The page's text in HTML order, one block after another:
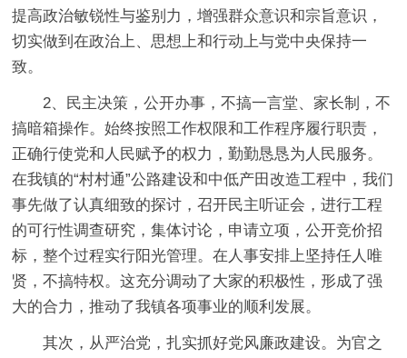
提高政治敏锐性与鉴别力，增强群众意识和宗旨意识，
切实做到在政治上、思想上和行动上与党中央保持一
致。
2、民主决策，公开办事，不搞一言堂、家长制，不
搞暗箱操作。始终按照工作权限和工作程序履行职责，
正确行使党和人民赋予的权力，勤勤恳恳为人民服务。
在我镇的“村村通”公路建设和中低产田改造工程中，我们
事先做了认真细致的探讨，召开民主听证会，进行工程
的可行性调查研究，集体讨论，申请立项，公开竞价招
标，整个过程实行阳光管理。在人事安排上坚持任人唯
贤，不搞特权。这充分调动了大家的积极性，形成了强
大的合力，推动了我镇各项事业的顺利发展。
其次，从严治党，扎实抓好党风廉政建设。为官之